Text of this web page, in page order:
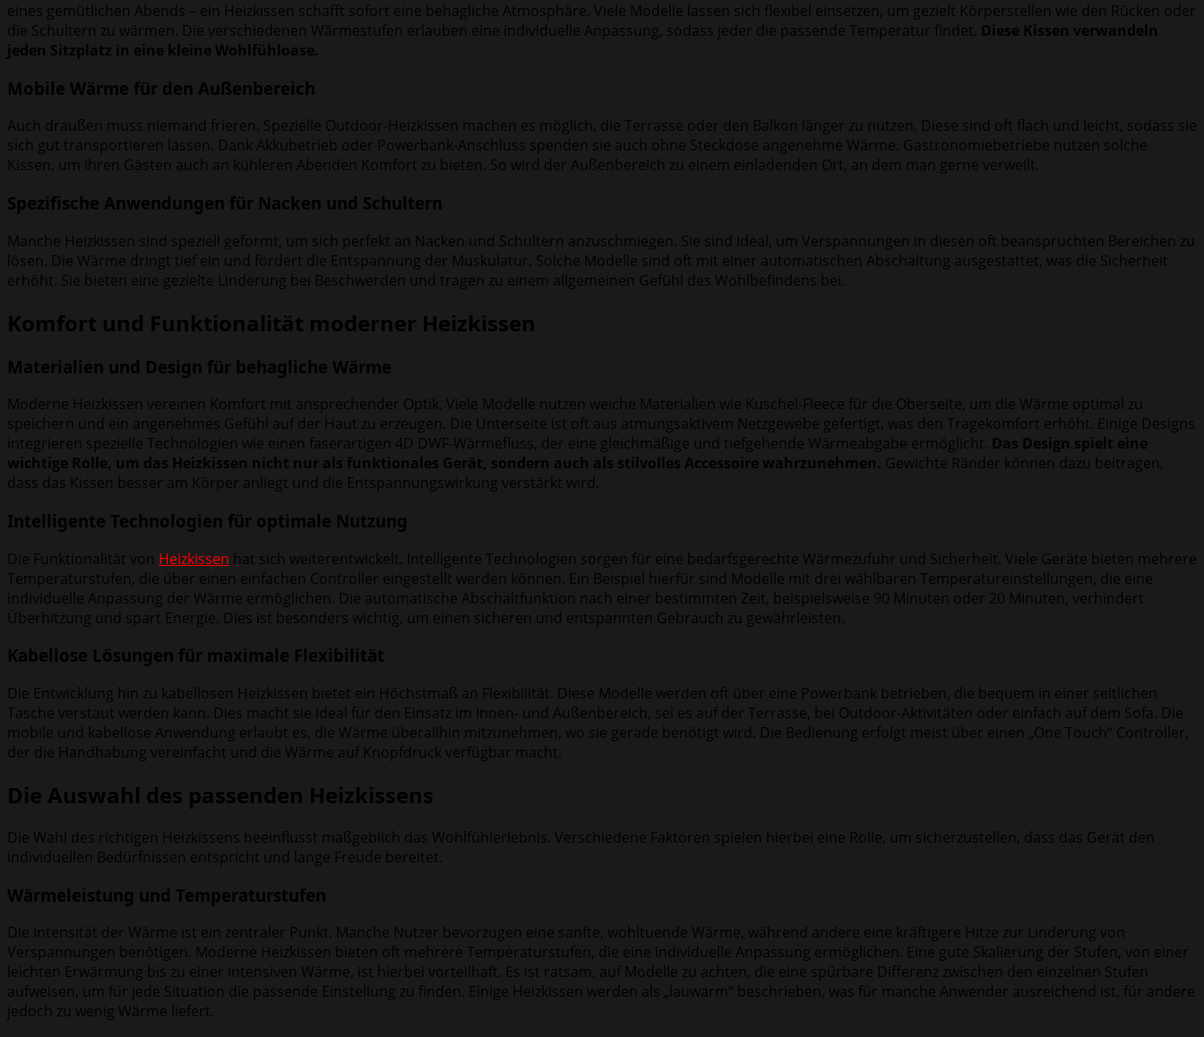
eines gemütlichen Abends – ein Heizkissen schafft sofort eine behagliche Atmosphäre. Viele Modelle lassen sich flexibel einsetzen, um gezielt Körperstellen wie den Rücken oder
die Schultern zu wärmen. Die verschiedenen Wärmestufen erlauben eine individuelle Anpassung, sodass jeder die passende Temperatur findet. Diese Kissen verwandeln
jeden Sitzplatz in eine kleine Wohlfühloase.
Mobile Wärme für den Außenbereich
Auch draußen muss niemand frieren. Spezielle Outdoor-Heizkissen machen es möglich, die Terrasse oder den Balkon länger zu nutzen. Diese sind oft flach und leicht, sodass sie
sich gut transportieren lassen. Dank Akkubetrieb oder Powerbank-Anschluss spenden sie auch ohne Steckdose angenehme Wärme. Gastronomiebetriebe nutzen solche
Kissen, um ihren Gästen auch an kühleren Abenden Komfort zu bieten. So wird der Außenbereich zu einem einladenden Ort, an dem man gerne verweilt.
Spezifische Anwendungen für Nacken und Schultern
Manche Heizkissen sind speziell geformt, um sich perfekt an Nacken und Schultern anzuschmiegen. Sie sind ideal, um Verspannungen in diesen oft beanspruchten Bereichen zu
lösen. Die Wärme dringt tief ein und fördert die Entspannung der Muskulatur. Solche Modelle sind oft mit einer automatischen Abschaltung ausgestattet, was die Sicherheit
erhöht. Sie bieten eine gezielte Linderung bei Beschwerden und tragen zu einem allgemeinen Gefühl des Wohlbefindens bei.
Komfort und Funktionalität moderner Heizkissen
Materialien und Design für behagliche Wärme
Moderne Heizkissen vereinen Komfort mit ansprechender Optik. Viele Modelle nutzen weiche Materialien wie Kuschel-Fleece für die Oberseite, um die Wärme optimal zu
speichern und ein angenehmes Gefühl auf der Haut zu erzeugen. Die Unterseite ist oft aus atmungsaktivem Netzgewebe gefertigt, was den Tragekomfort erhöht. Einige Designs
integrieren spezielle Technologien wie einen faserartigen 4D DWF-Wärmefluss, der eine gleichmäßige und tiefgehende Wärmeabgabe ermöglicht. Das Design spielt eine
wichtige Rolle, um das Heizkissen nicht nur als funktionales Gerät, sondern auch als stilvolles Accessoire wahrzunehmen. Gewichte Ränder können dazu beitragen,
dass das Kissen besser am Körper anliegt und die Entspannungswirkung verstärkt wird.
Intelligente Technologien für optimale Nutzung
Die Funktionalität von Heizkissen hat sich weiterentwickelt. Intelligente Technologien sorgen für eine bedarfsgerechte Wärmezufuhr und Sicherheit. Viele Geräte bieten mehrere
Temperaturstufen, die über einen einfachen Controller eingestellt werden können. Ein Beispiel hierfür sind Modelle mit drei wählbaren Temperatureinstellungen, die eine
individuelle Anpassung der Wärme ermöglichen. Die automatische Abschaltfunktion nach einer bestimmten Zeit, beispielsweise 90 Minuten oder 20 Minuten, verhindert
Überhitzung und spart Energie. Dies ist besonders wichtig, um einen sicheren und entspannten Gebrauch zu gewährleisten.
Kabellose Lösungen für maximale Flexibilität
Die Entwicklung hin zu kabellosen Heizkissen bietet ein Höchstmaß an Flexibilität. Diese Modelle werden oft über eine Powerbank betrieben, die bequem in einer seitlichen
Tasche verstaut werden kann. Dies macht sie ideal für den Einsatz im Innen- und Außenbereich, sei es auf der Terrasse, bei Outdoor-Aktivitäten oder einfach auf dem Sofa. Die
mobile und kabellose Anwendung erlaubt es, die Wärme überallhin mitzunehmen, wo sie gerade benötigt wird. Die Bedienung erfolgt meist über einen „One Touch“ Controller,
der die Handhabung vereinfacht und die Wärme auf Knopfdruck verfügbar macht.
Die Auswahl des passenden Heizkissens
Die Wahl des richtigen Heizkissens beeinflusst maßgeblich das Wohlfühlerlebnis. Verschiedene Faktoren spielen hierbei eine Rolle, um sicherzustellen, dass das Gerät den
individuellen Bedürfnissen entspricht und lange Freude bereitet.
Wärmeleistung und Temperaturstufen
Die Intensität der Wärme ist ein zentraler Punkt. Manche Nutzer bevorzugen eine sanfte, wohltuende Wärme, während andere eine kräftigere Hitze zur Linderung von
Verspannungen benötigen. Moderne Heizkissen bieten oft mehrere Temperaturstufen, die eine individuelle Anpassung ermöglichen. Eine gute Skalierung der Stufen, von einer
leichten Erwärmung bis zu einer intensiven Wärme, ist hierbei vorteilhaft. Es ist ratsam, auf Modelle zu achten, die eine spürbare Differenz zwischen den einzelnen Stufen
aufweisen, um für jede Situation die passende Einstellung zu finden. Einige Heizkissen werden als „lauwarm“ beschrieben, was für manche Anwender ausreichend ist, für andere
jedoch zu wenig Wärme liefert.